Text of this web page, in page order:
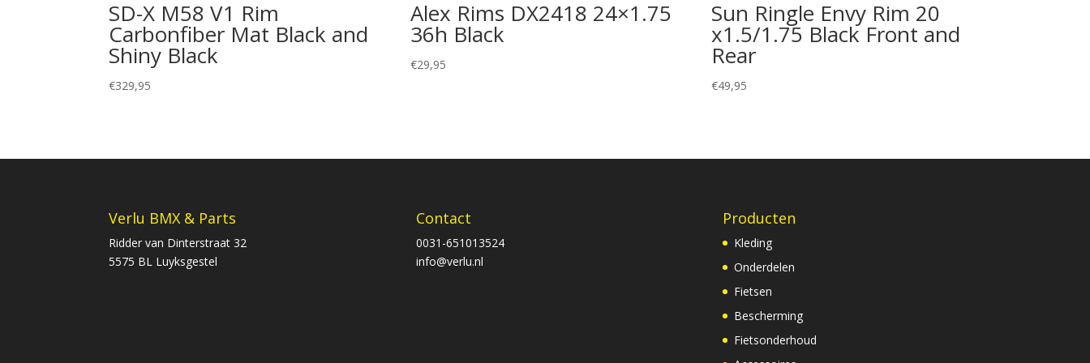
SD-X M58 V1 Rim
Carbonfiber Mat Black and
Shiny Black
€329,95
Alex Rims DX2418 24×1.75
36h Black
€29,95
Sun Ringle Envy Rim 20
x1.5/1.75 Black Front and
Rear
€49,95
Verlu BMX & Parts
Ridder van Dinterstraat 32
5575 BL Luyksgestel
Contact
0031-651013524
info@verlu.nl
Producten
Kleding
Onderdelen
Fietsen
Bescherming
Fietsonderhoud